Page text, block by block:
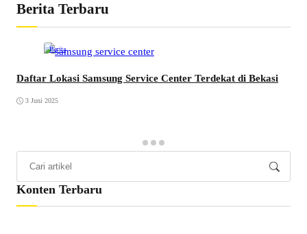
Berita Terbaru
Berita
Daftar Lokasi Samsung Service Center Terdekat di Bekasi
3 Juni 2025
Konten Terbaru